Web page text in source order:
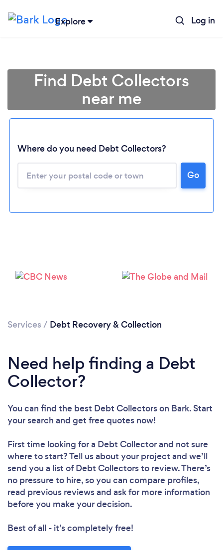
Explore Log in
Loading...
Find Debt Collectors
near me
Where do you need Debt Collectors?
Go
Services / Debt Recovery & Collection
Need help finding a Debt
Collector?
You can find the best Debt Collectorson Bark. Start
your search and get free quotes now!
First time looking for a Debt Collectorand not sure
where to start? Tell us about your project and we’ll
send you a list of Debt Collectors to review. There’s
no pressure to hire, so you can compare profiles,
read previous reviews and ask for more information
before you make your decision.
Best of all - it’s completely free!